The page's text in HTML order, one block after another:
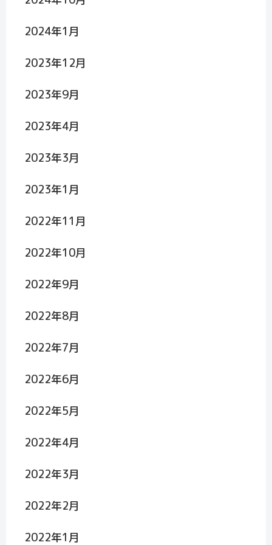
2024年1月
2023年12月
2023年9月
2023年4月
2023年3月
2023年1月
2022年11月
2022年10月
2022年9月
2022年8月
2022年7月
2022年6月
2022年5月
2022年4月
2022年3月
2022年2月
2022年1月